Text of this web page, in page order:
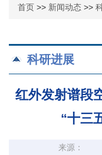
navigation
首页 >> 新闻动态 >>
科研进展
红外发射谱段
“十三
来源：